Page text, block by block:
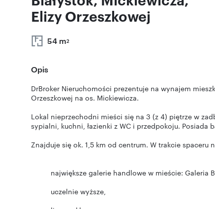
Elizy Orzeszkowej
54 m2
Opis
DrBroker Nieruchomości prezentuje na wynajem
Orzeszkowej na os. Mickiewicza.
Lokal nieprzechodni mieści się na 3 (z 4) piętrze w
sypialni, kuchni, łazienki z WC i przedpokoju. Posiada
Znajduje się ok. 1,5 km od centrum. W trakcie
największe galerie handlowe w mieście: Galeria
uczelnie wyższe,